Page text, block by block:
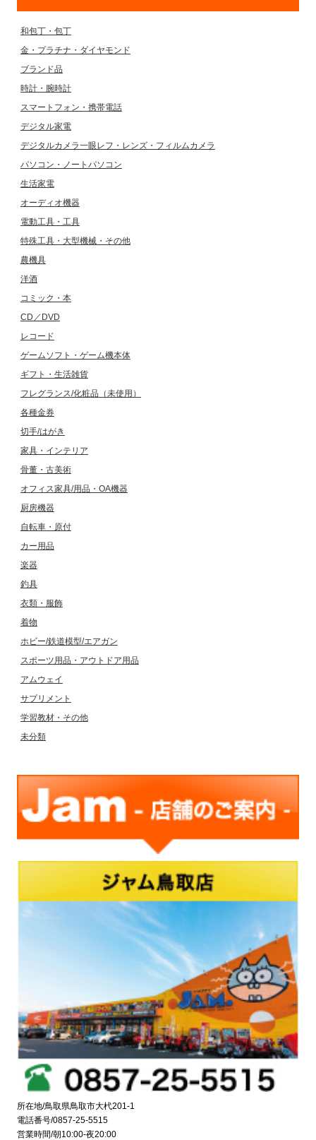
和包丁・包丁
金・プラチナ・ダイヤモンド
ブランド品
時計・腕時計
スマートフォン・携帯電話
デジタル家電
デジタルカメラ一眼レフ・レンズ・フィルムカメラ
パソコン・ノートパソコン
生活家電
オーディオ機器
電動工具・工具
特殊工具・大型機械・その他
農機具
洋酒
コミック・本
CD／DVD
レコード
ゲームソフト・ゲーム機本体
ギフト・生活雑貨
フレグランス/化粧品（未使用）
各種金券
切手/はがき
家具・インテリア
骨董・古美術
オフィス家具/用品・OA機器
厨房機器
自転車・原付
カー用品
楽器
釣具
衣類・服飾
着物
ホビー/鉄道模型/エアガン
スポーツ用品・アウトドア用品
アムウェイ
サプリメント
学習教材・その他
未分類
所在地/鳥取県鳥取市大杙201-1
電話番号/0857-25-5515
営業時間/朝10:00-夜20:00